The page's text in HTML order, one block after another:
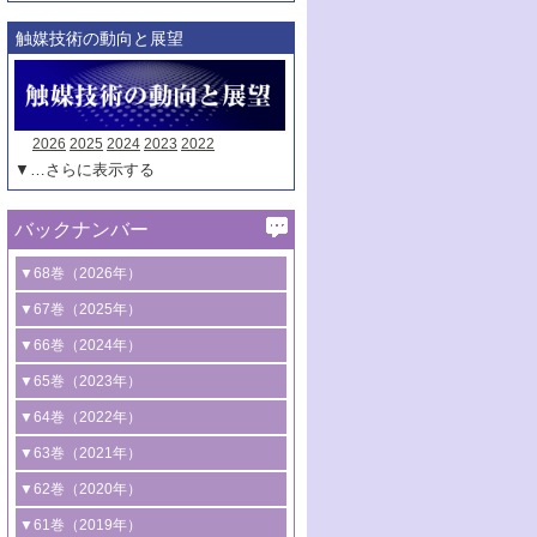
触媒技術の動向と展望
2026 2025 2024 2023 2022
▼…さらに表示する
バックナンバー
▼68巻（2026年）
1号 過酸化水素合成に関する研究動向
2号 コンピューター技術により加速する
触媒開発
3号 有機分子変換やCO 資源化のための
光触媒に関する最近の研究
B号 第137回触媒討論会（2026年）
▼67巻（2025年）
1号 CO
水素化によるグリーン燃料/グリ
ーンケミカル製造
2号 水素製造のための水分解技術に関す
る最近の研究
3号 オレフィン系樹脂の精密合成に関す
る最新技術
4号 アルコール類の効率的変換を実現す
▼66巻（2024年）
1号 低次元ナノ構造を有する触媒材料
2号 規制反応場を活用した固体触媒研究
の新展開
3号 未踏分子変換を目指した酸化触媒プ
ロセスの最前線
4号 シンクロトロン放射光および中性子
▼65巻（2023年）
1号 炭素が関わる触媒機能
2号 プラスチックケミカルリサイクルの
ための触媒技術
3号 非酸化物系金属化合物を基盤とした
▼64巻（2022年）
1号 合成ガス製造とCOを用いるケミカル
ズ合成の最新動向
2号 化学品合成のための合金触媒開発
▼63巻（2021年）
1号 金触媒の新展開
2号 ペロブスカイト
▼62巻（2020年）
1号 触媒設計を拓く欠陥構造のキャラク
▼61巻（2019年）